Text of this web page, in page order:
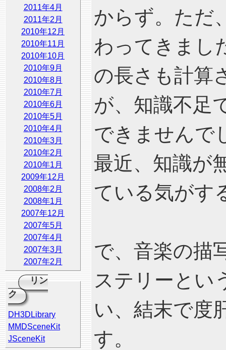
2011年4月
2011年2月
2010年12月
2010年11月
2010年10月
2010年9月
2010年8月
2010年7月
2010年6月
2010年5月
2010年4月
2010年3月
2010年2月
2010年1月
2009年12月
2008年2月
2008年1月
2007年12月
2007年5月
2007年4月
2007年3月
2007年2月
リン
ク
DH3DLibrary
MMDSceneKit
JSceneKit
からず。ただ
わってきまし
の長さも計算
が、知識不足
できませんで
最近、知識が
ている気がす
で、音楽の描
ステリーとい
い、結末で度
す。